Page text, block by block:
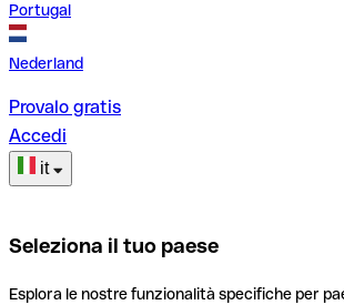
Portugal
Nederland
Provalo gratis
Accedi
it
Seleziona il tuo paese
Esplora le nostre funzionalità specifiche per